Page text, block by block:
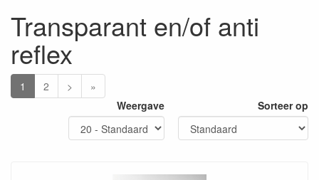
Transparant en/of anti
reflex
1 2 >
»
Weergave
Sorteer op